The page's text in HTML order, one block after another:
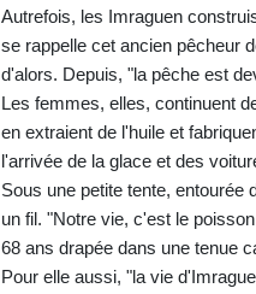
Autrefois, les Imraguen
se rappelle cet ancien pêcheur
d'alors. Depuis, "la pêche est
Les femmes, elles, continuent
en extraient de l'huile et
l'arrivée de la glace et des
Sous une petite tente,
un fil. "Notre vie, c'est le
68 ans drapée dans une tenue
Pour elle aussi, "la vie